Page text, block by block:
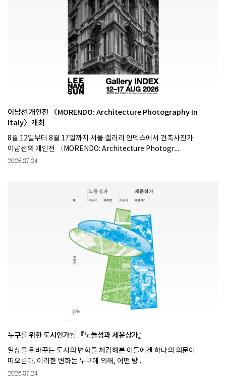
이남선 개인전 〈MORENDO: Architecture Photography In
Italy〉개최
8월 12일부터 8월 17일까지 서울 갤러리 인덱스에서 건축사진가
이남선의 개인전 〈MORENDO: Architecture Photogr...
2026.07.24
누구를 위한 도시인가?: 『노들섬과 세운상가』
일상을 뒤바꾸는 도시의 변화를 체감해본 이들에겐 하나의 의문이
떠오른다. 이러한 변화는 누구에 의해, 어떤 방...
2026.07.24